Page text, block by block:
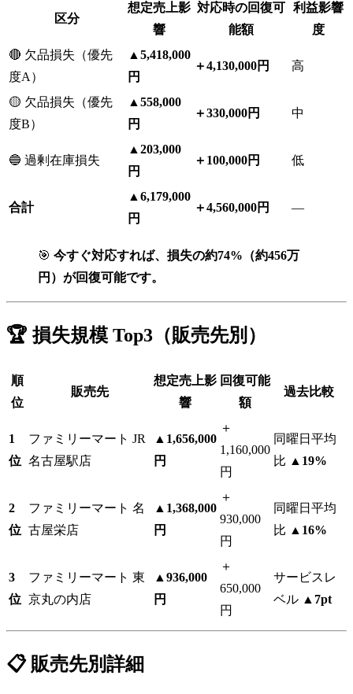
区分
想定売上影
響
対応時の回復可
能額
利益影響
度
🔴 欠品損失（優先
度A）
▲5,418,000
円
＋4,130,000円 高
🟡 欠品損失（優先
度B）
▲558,000
円
＋330,000円 中
🔵 過剰在庫損失
▲203,000
円
＋100,000円 低
合計
▲6,179,000
円
＋4,560,000円 —
🎯 今すぐ対応すれば、損失の約74%（約456万
円）が回復可能です。
🏆 損失規模 Top3（販売先別）
順
位
販売先
想定売上影
響
回復可能
額
過去比較
1
位
ファミリーマート JR
名古屋駅店
▲1,656,000
円
＋
1,160,000
円
同曜日平均
比 ▲19%
2
位
ファミリーマート 名
古屋栄店
▲1,368,000
円
＋
930,000
円
同曜日平均
比 ▲16%
3
位
ファミリーマート 東
京丸の内店
▲936,000
円
＋
650,000
円
サービスレ
ベル ▲7pt
📋 販売先別詳細